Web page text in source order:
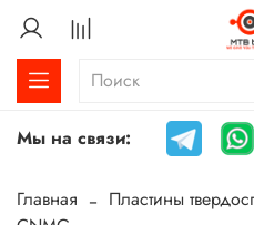
Мы на связи:
Главная Пластины